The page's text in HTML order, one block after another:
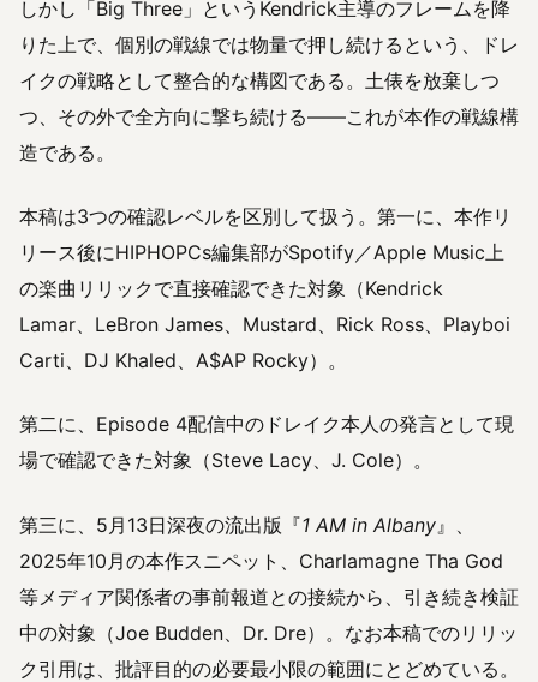
しかし「Big Three」というKendrick主導のフレームを降
りた上で、個別の戦線では物量で押し続けるという、ドレ
イクの戦略として整合的な構図である。土俵を放棄しつ
つ、その外で全方向に撃ち続ける——これが本作の戦線構
造である。
本稿は3つの確認レベルを区別して扱う。第一に、本作リ
リース後にHIPHOPCs編集部がSpotify／Apple Music上
の楽曲リリックで直接確認できた対象（Kendrick
Lamar、LeBron James、Mustard、Rick Ross、Playboi
Carti、DJ Khaled、A$AP Rocky）。
第二に、Episode 4配信中のドレイク本人の発言として現
場で確認できた対象（Steve Lacy、J. Cole）。
第三に、5月13日深夜の流出版『1 AM in Albany 』、
2025年10月の本作スニペット、Charlamagne Tha God
等メディア関係者の事前報道との接続から、引き続き検証
中の対象（Joe Budden、Dr. Dre）。なお本稿でのリリッ
ク引用は、批評目的の必要最小限の範囲にとどめている。